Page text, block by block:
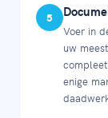
5
Voer in
uw
enige